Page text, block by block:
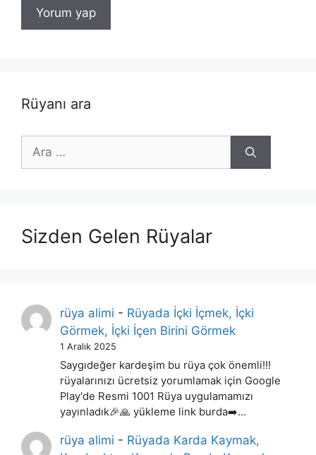
Rüyanı ara
için
Sizden Gelen Rüyalar
rüya alimi - Rüyada İçki İçmek, İçki
Görmek, İçki İçen Birini Görmek
1 Aralık 2025
Saygıdeğer kardeşim bu rüya çok önemli!!!
rüyalarınızı ücretsiz yorumlamak için Google
Play'de Resmi 1001 Rüya uygulamamızı
yayınladık🎉🙏 yükleme link burda➡️…
rüya alimi - Rüyada Karda Kaymak,